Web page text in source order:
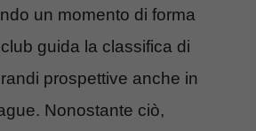
un momento di forma
guida la classifica di
prospettive anche in
Nonostante ciò,